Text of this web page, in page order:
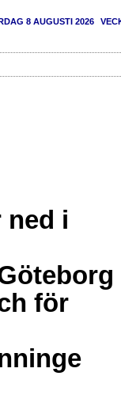
8 AUGUSTI 2026
ned i
för